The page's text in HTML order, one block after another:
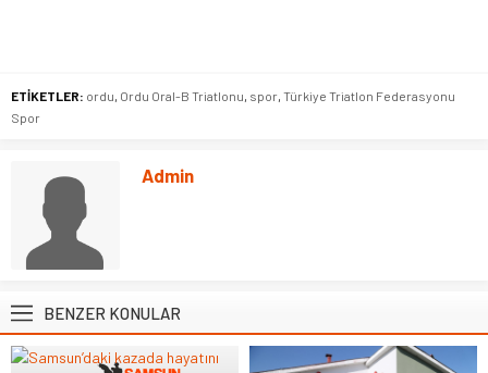
ETİKETLER: ordu, Ordu Oral-B Triatlonu, spor, Türkiye Triatlon Federasyonu
Spor
Admin
BENZER KONULAR